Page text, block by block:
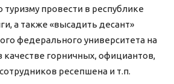
провести в республике
а также «высадить десант»
федерального университета на
горничных, официантов,
ресепшена и т.п.